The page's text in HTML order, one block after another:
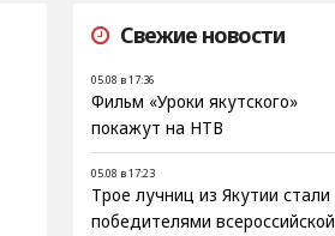
Свежие новости
05.08 в 17:36
Фильм «Уроки якутского»
покажут на НТВ
05.08 в 17:23
Трое лучниц из Якутии стали
победителями всероссийской